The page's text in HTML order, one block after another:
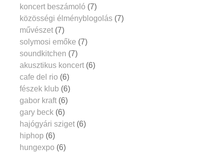
koncert beszámoló (7)
közösségi élményblogolás (7)
művészet (7)
solymosi emőke (7)
soundkitchen (7)
akusztikus koncert (6)
cafe del rio (6)
fészek klub (6)
gabor kraft (6)
gary beck (6)
hajógyári sziget (6)
hiphop (6)
hungexpo (6)